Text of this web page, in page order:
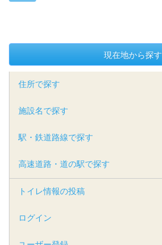
現在地から探す
住所で探す
施設名で探す
駅・鉄道路線で探す
高速道路・道の駅で探す
トイレ情報の投稿
ログイン